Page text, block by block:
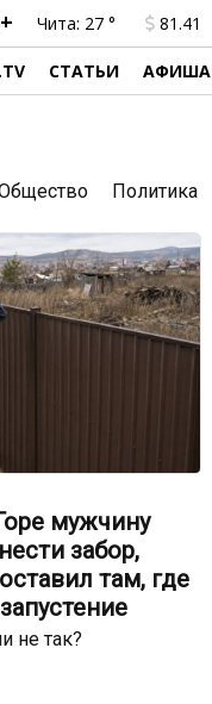
Чита: 27 ° 81.41
СТАТЬИ АФИША
Политика
мужчину
забор,
там, где
не так?